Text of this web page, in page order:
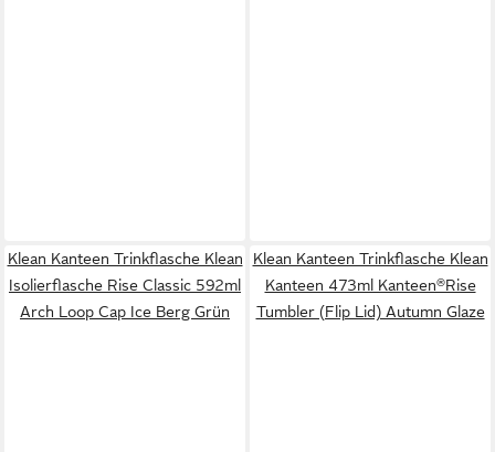
Klean Kanteen Trinkflasche Klean
Isolierflasche Rise Classic 592ml
Arch Loop Cap Ice Berg Grün
Klean Kanteen Trinkflasche Klean
Kanteen 473ml Kanteen®Rise
Tumbler (Flip Lid) Autumn Glaze